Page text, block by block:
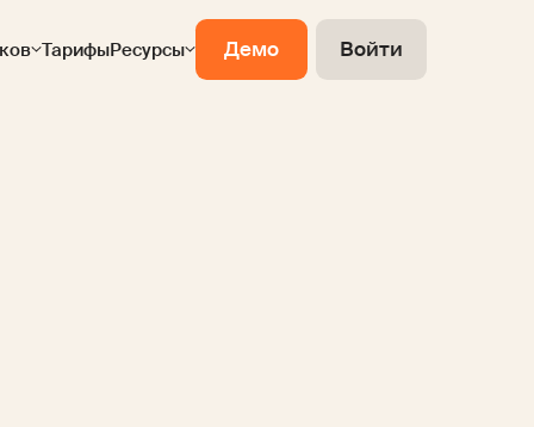
ТарифыРесурсы Демо Войти